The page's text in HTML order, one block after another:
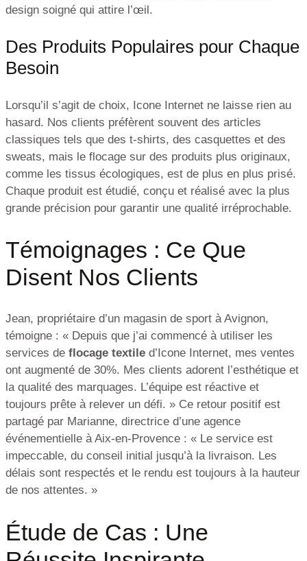
design soigné qui attire l’œil.
Des Produits Populaires pour Chaque
Besoin
Lorsqu’il s’agit de choix, Icone Internet ne laisse rien au
hasard. Nos clients préfèrent souvent des articles
classiques tels que des t-shirts, des casquettes et des
sweats, mais le flocage sur des produits plus originaux,
comme les tissus écologiques, est de plus en plus prisé.
Chaque produit est étudié, conçu et réalisé avec la plus
grande précision pour garantir une qualité irréprochable.
Témoignages : Ce Que
Disent Nos Clients
Jean, propriétaire d’un magasin de sport à Avignon,
témoigne : « Depuis que j’ai commencé à utiliser les
services de flocage textile d’Icone Internet, mes ventes
ont augmenté de 30%. Mes clients adorent l’esthétique et
la qualité des marquages. L’équipe est réactive et
toujours prête à relever un défi. » Ce retour positif est
partagé par Marianne, directrice d’une agence
événementielle à Aix-en-Provence : « Le service est
impeccable, du conseil initial jusqu’à la livraison. Les
délais sont respectés et le rendu est toujours à la hauteur
de nos attentes. »
Étude de Cas : Une